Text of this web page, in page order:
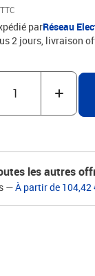
parRéseau
2 jours livraison
les autres
—À partir de 104,42